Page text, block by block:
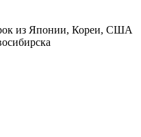
из Японии, Кореи, США